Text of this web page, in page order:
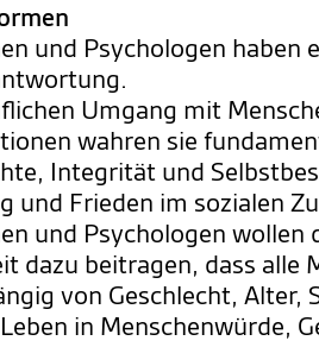
und Psychologen haben
Umgang mit
wahren sie
Integrität und
und Frieden im sozialen
und Psychologen wollen
dazu beitragen, dass alle
von Geschlecht, Alter,
in Menschenwürde,